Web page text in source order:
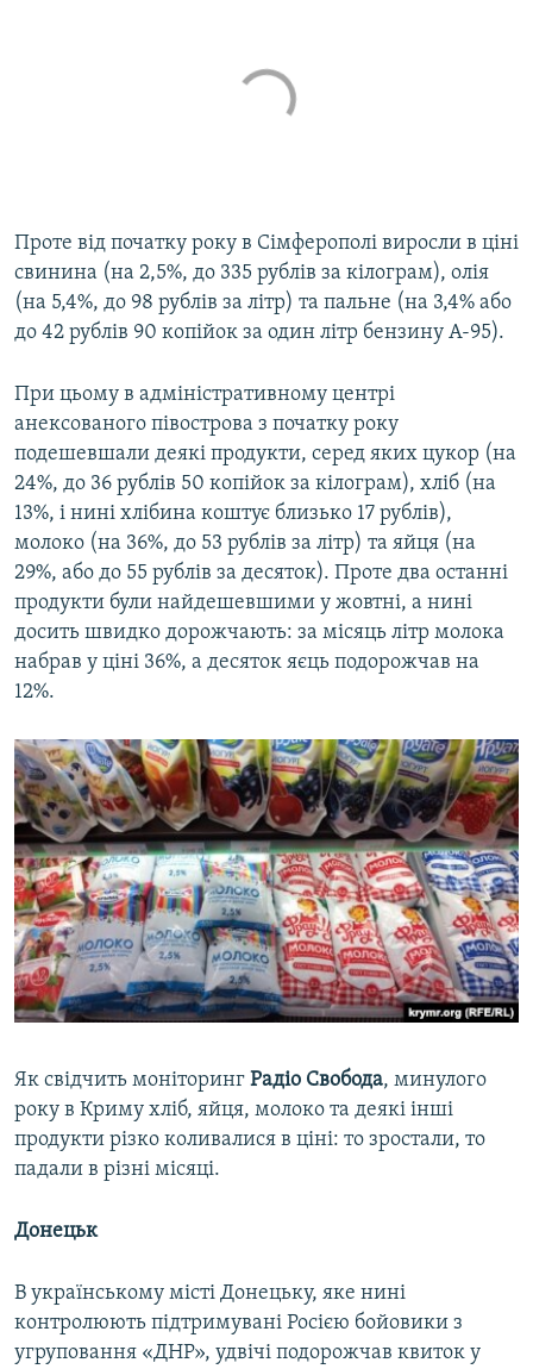
Проте від початку року в Сімферополі виросли в ціні
свинина (на 2,5%, до 335 рублів за кілограм), олія
(на 5,4%, до 98 рублів за літр) та пальне (на 3,4% або
до 42 рублів 90 копійок за один літр бензину А-95).
При цьому в адміністративному центрі
анексованого півострова з початку року
подешевшали деякі продукти, серед яких цукор (на
24%, до 36 рублів 50 копійок за кілограм), хліб (на
13%, і нині хлібина коштує близько 17 рублів),
молоко (на 36%, до 53 рублів за літр) та яйця (на
29%, або до 55 рублів за десяток). Проте два останні
продукти були найдешевшими у жовтні, а нині
досить швидко дорожчають: за місяць літр молока
набрав у ціні 36%, а десяток яєць подорожчав на
12%.
Як свідчить моніторинг Радіо Свобода, минулого
року в Криму хліб, яйця, молоко та деякі інші
продукти різко коливалися в ціні: то зростали, то
падали в різні місяці.
Донецьк
В українському місті Донецьку, яке нині
контролюють підтримувані Росією бойовики з
угруповання «ДНР», удвічі подорожчав квиток у